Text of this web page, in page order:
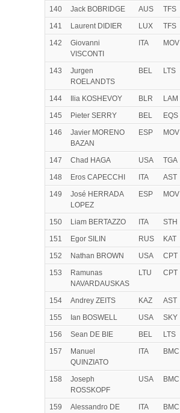
140
Jack BOBRIDGE AUS TFS
141
Laurent DIDIER LUX TFS
142
Giovanni
VISCONTI
ITA MOV
143
Jurgen
ROELANDTS
BEL LTS
144 Ilia KOSHEVOY BLR LAM
145
Pieter SERRY BEL EQS
146
Javier MORENO
BAZAN
ESP MOV
147 Chad HAGA USA TGA
148
Eros CAPECCHI ITA AST
149
José HERRADA
LOPEZ
ESP MOV
150 Liam BERTAZZO ITA STH
151
Egor SILIN RUS KAT
152
Nathan BROWN USA CPT
153
Ramunas
NAVARDAUSKAS
LTU CPT
154 Andrey ZEITS KAZ AST
155
Ian BOSWELL USA SKY
156
Sean DE BIE BEL LTS
157
Manuel
QUINZIATO
ITA BMC
158
Joseph
ROSSKOPF
USA BMC
159
Alessandro DE
ITA BMC